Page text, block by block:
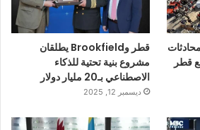
قطر
قطر وBrookfield يطلقان
مشروع بنية تحتية للذكاء
الاصطناعي بـ20 مليار دولار
ديسمبر 12, 2025